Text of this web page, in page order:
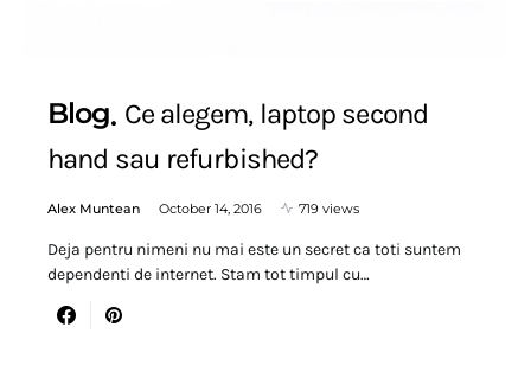
Blog Ce alegem, laptop second
hand sau refurbished?
Alex Muntean October 14, 2016 719 views
Deja pentru nimeni nu mai este un secret ca toti suntem
dependenti de internet. Stam tot timpul cu…